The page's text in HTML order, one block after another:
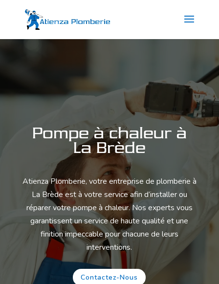
Pompe à chaleur à
La Brède
Atienza Plomberie, votre entreprise de plomberie à
La Brède est à votre service afin d’installer ou
réparer votre pompe à chaleur. Nos experts vous
garantissent un service de haute qualité et une
finition impeccable pour chacune de leurs
interventions.
Contactez-Nous